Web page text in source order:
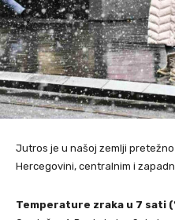
Jutros je u našoj zemlji
Hercegovini, centralnim i
Temperature zraka u 7 sati